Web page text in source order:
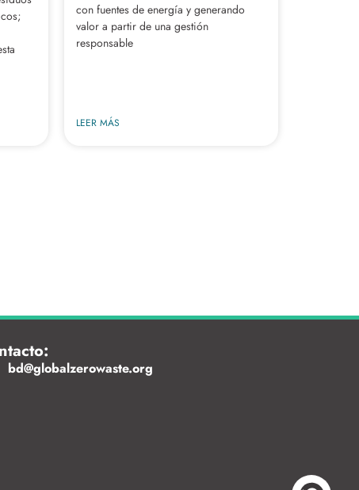
con fuentes de energía y generando
valor a partir de una gestión
responsable
LEER MÁS
bd@globalzerowaste.org